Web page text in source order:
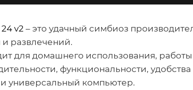
v2 – это удачный симбиоз
развлечений.
для домашнего использования,
функциональности,
универсальный компьютер.